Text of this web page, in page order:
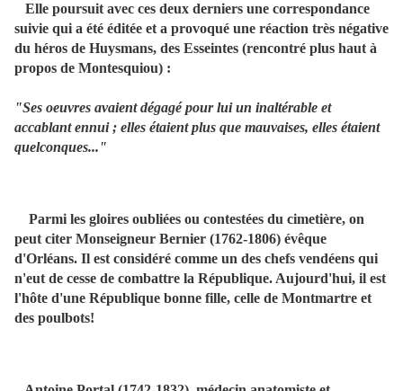
Elle poursuit avec ces deux derniers une correspondance
suivie qui a été éditée et a provoqué une réaction très négative
du héros de Huysmans, des Esseintes (rencontré plus haut à
propos de Montesquiou) :
"Ses oeuvres avaient dégagé pour lui un inaltérable et
accablant ennui ; elles étaient plus que mauvaises, elles étaient
quelconques..."
Parmi les gloires oubliées ou contestées du cimetière, on
peut citer Monseigneur Bernier (1762-1806) évêque
d'Orléans. Il est considéré comme un des chefs vendéens qui
n'eut de cesse de combattre la République. Aujourd'hui, il est
l'hôte d'une République bonne fille, celle de Montmartre et
des poulbots!